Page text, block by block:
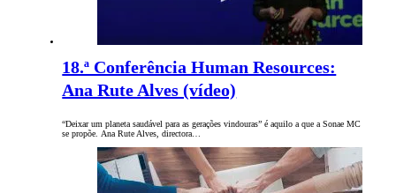
18.ª Conferência Human Resources:
Ana Rute Alves (vídeo)
“Deixar um planeta saudável para as gerações vindouras” é aquilo a que a Sonae MC
se propõe. Ana Rute Alves, directora…